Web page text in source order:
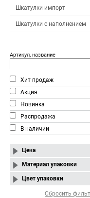
Шкатулки импорт
Шкатулки с наполнением
Артикул, название
Хит продаж
Акция
Новинка
Распродажа
В наличии
Цена
Материал упаковки
Цвет упаковки
Сбросить